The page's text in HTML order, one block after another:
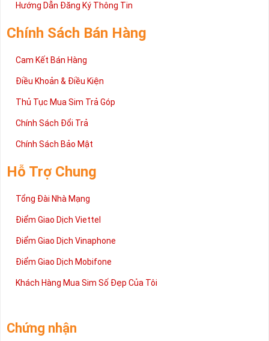
2 đang được rất nhiều khách hàng tin tưởng lựa chọn trên thị
cấp trong bài viết này sẽ giúp bạn hiểu rõ ý nghĩa và các bước đặt
mua sim số tại Sim Tiền Giang nhanh chóng nhất.
Chúc quý khách tìm được chiếc sim Tứ quý 2 như ý!
Hướng Dẫn Đăng Ký Thông Tin
Chính Sách Bán Hàng
Cam Kết Bán Hàng
Điều Khoản & Điều Kiện
Thủ Tục Mua Sim Trả Góp
Chính Sách Đổi Trả
Chính Sách Bảo Mật
Hỗ Trợ Chung
Tổng Đài Nhà Mạng
Điểm Giao Dịch Viettel
Điểm Giao Dịch Vinaphone
Điểm Giao Dịch Mobifone
Khách Hàng Mua Sim Số Đẹp Của Tôi
Chứng nhận